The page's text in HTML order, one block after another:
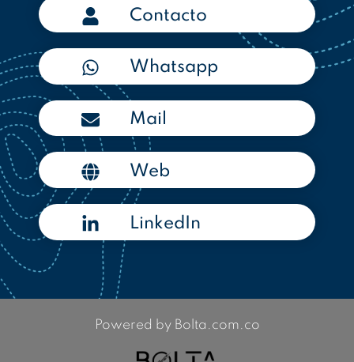
Contacto
Whatsapp
Mail
Web
LinkedIn
Powered by Bolta.com.co